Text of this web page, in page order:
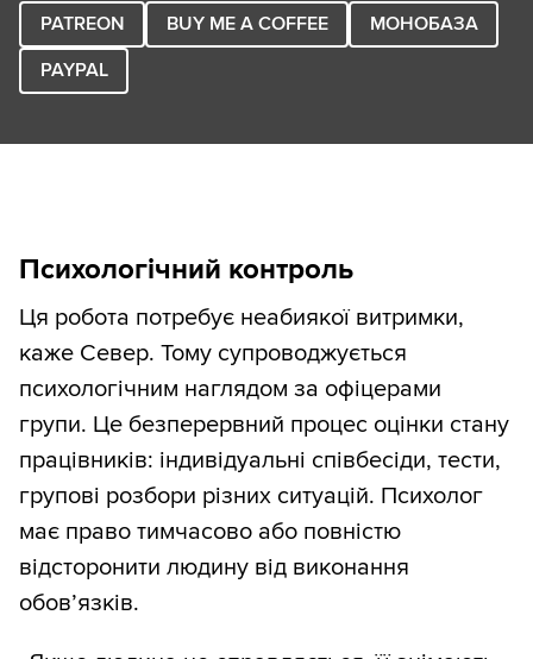
PATREON BUY ME A COFFEE
МОНОБАЗА
PAYPAL
Психологічний контроль
Ця робота потребує неабиякої витримки,
каже Север. Тому супроводжується
психологічним наглядом за офіцерами
групи. Це безперервний процес оцінки стану
працівників: індивідуальні співбесіди, тести,
групові розбори різних ситуацій. Психолог
має право тимчасово або повністю
відсторонити людину від виконання
обов’язків.